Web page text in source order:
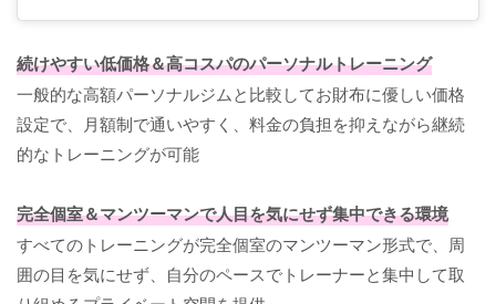
続けやすい低価格＆高コスパのパーソナルトレーニング
一般的な高額パーソナルジムと比較してお財布に優しい価格
設定で、月額制で通いやすく、料金の負担を抑えながら継続
的なトレーニングが可能
完全個室＆マンツーマンで人目を気にせず集中できる環境
すべてのトレーニングが完全個室のマンツーマン形式で、周
囲の目を気にせず、自分のペースでトレーナーと集中して取